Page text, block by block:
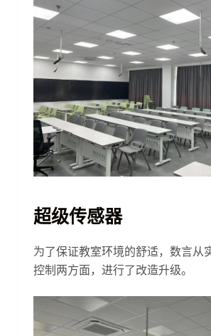
超级传感器
为了保证教室环境的舒适，数言从
控制两方面，进行了改造升级。